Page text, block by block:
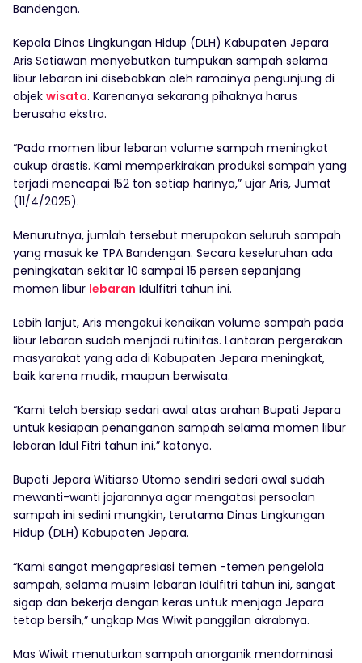
Bandengan.
Kepala Dinas Lingkungan Hidup (DLH) Kabupaten Jepara
Aris Setiawan menyebutkan tumpukan sampah selama
libur lebaran ini disebabkan oleh ramainya pengunjung di
objek wisata. Karenanya sekarang pihaknya harus
berusaha ekstra.
“Pada momen libur lebaran volume sampah meningkat
cukup drastis. Kami memperkirakan produksi sampah yang
terjadi mencapai 152 ton setiap harinya,” ujar Aris, Jumat
(11/4/2025).
Menurutnya, jumlah tersebut merupakan seluruh sampah
yang masuk ke TPA Bandengan. Secara keseluruhan ada
peningkatan sekitar 10 sampai 15 persen sepanjang
momen libur lebaran Idulfitri tahun ini.
Lebih lanjut, Aris mengakui kenaikan volume sampah pada
libur lebaran sudah menjadi rutinitas. Lantaran pergerakan
masyarakat yang ada di Kabupaten Jepara meningkat,
baik karena mudik, maupun berwisata.
“Kami telah bersiap sedari awal atas arahan Bupati Jepara
untuk kesiapan penanganan sampah selama momen libur
lebaran Idul Fitri tahun ini,” katanya.
Bupati Jepara Witiarso Utomo sendiri sedari awal sudah
mewanti-wanti jajarannya agar mengatasi persoalan
sampah ini sedini mungkin, terutama Dinas Lingkungan
Hidup (DLH) Kabupaten Jepara.
“Kami sangat mengapresiasi temen -temen pengelola
sampah, selama musim lebaran Idulfitri tahun ini, sangat
sigap dan bekerja dengan keras untuk menjaga Jepara
tetap bersih,” ungkap Mas Wiwit panggilan akrabnya.
Mas Wiwit menuturkan sampah anorganik mendominasi